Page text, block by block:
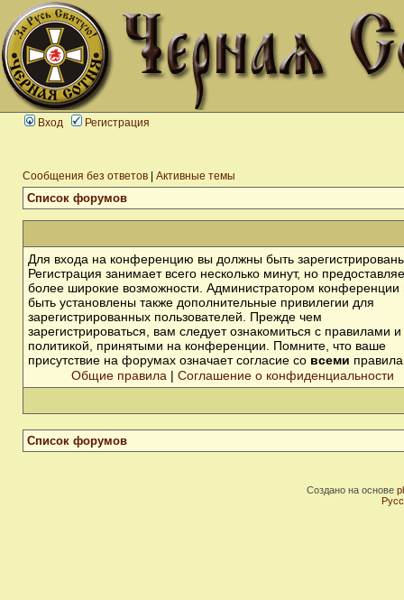
Вход Регистрация
Сообщения без ответов Активные темы
Список форумов
Для входа на конференцию вы должны быть
Регистрация занимает всего несколько минут, но
более широкие возможности. Администратором конференции
быть установлены также дополнительные привилегии для
зарегистрированных пользователей. Прежде чем
зарегистрироваться, вам следует ознакомиться с правилами и
политикой, принятыми на конференции. Помните, что ваше
присутствие на форумах означает согласие со всеми
Общие правила | Соглашение о конфиденциальности
Список форумов
Создано на основе